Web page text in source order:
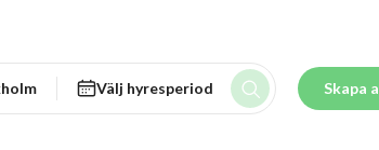
Välj hyresperiod Skapa